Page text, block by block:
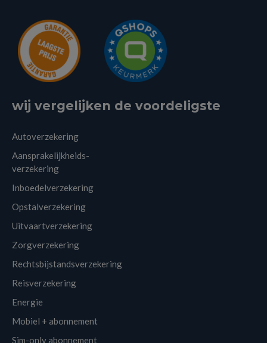
wij vergelijken de voordeligste
Autoverzekering
Aansprakelijkheids-
verzekering
Inboedelverzekering
Opstalverzekering
Uitvaartverzekering
Zorgverzekering
Rechtsbijstandsverzekering
Reisverzekering
Energie
Mobiel + abonnement
Sim-only abonnement